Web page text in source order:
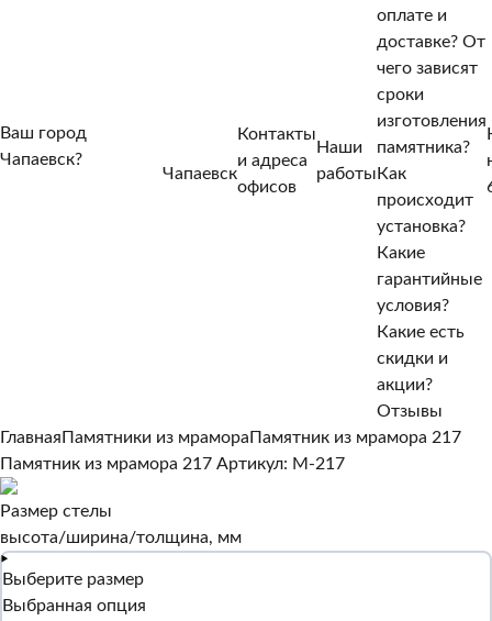
Какие есть
Ваш город
Чапаевск?
Чапаевск
Контакты
и адреса
офисов
Наши
работы
оплате и
доставке? От
чего зависят
сроки
изготовления
памятника?
Как
происходит
установка?
Какие
гарантийные
условия?
Какие есть
скидки и
акции?
Отзывы
Главная Памятники из мрамора Памятник из мрамора 217
Памятник из мрамора 217 Артикул: M-217
Размер стелы
высота/ширина/толщина, мм
Выберите размер
Выбранная опция